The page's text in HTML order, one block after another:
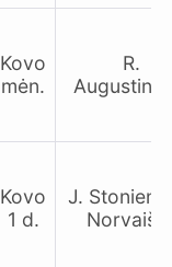
Kovo
mėn.
R.
Kovo
1 d.
J.